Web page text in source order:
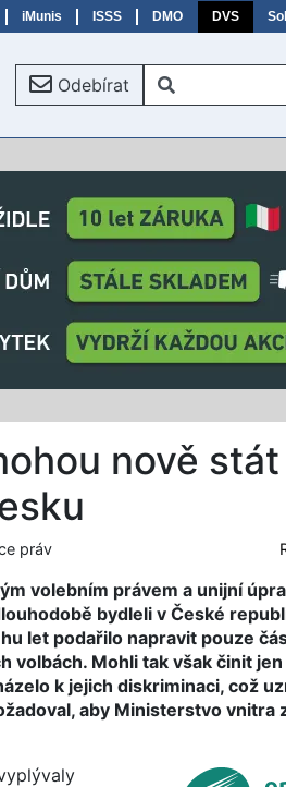
iMunis ISSS DMO DVS
Odebírat
nově
práv
volebním právem a unijní
bydleli v České
let podařilo napravit pouze
volbách. Mohli tak však činit
k jejich diskriminaci, což
aby Ministerstvo vnitra